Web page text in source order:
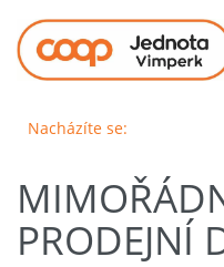
Nacházíte se:
PRODEJNÍ